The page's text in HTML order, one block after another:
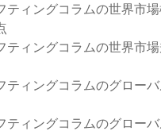
ティングコラムの世界市
ティングコラムの世界市
ティングコラムのグロー
ティングコラムのグロー